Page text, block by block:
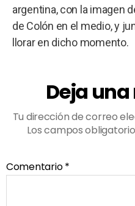
argentina, con la imagen
de Colón en el medio, y
llorar en dicho momento.
Deja
Tu dirección de correo
Los campos
Comentario*